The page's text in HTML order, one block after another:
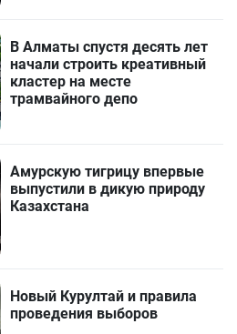
В Алматы спустя десять лет
начали строить креативный
кластер на месте
трамвайного депо
Амурскую тигрицу впервые
выпустили в дикую природу
Казахстана
Новый Курултай и правила
проведения выборов